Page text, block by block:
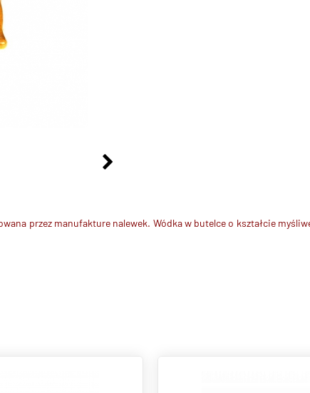
przez manufakture nalewek. Wódka w butelce o kształcie